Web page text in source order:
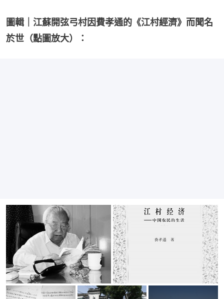
圖輯｜江蘇開弦弓村因費孝通的《江村經濟》而聞名
於世（點圖放大）：